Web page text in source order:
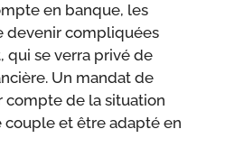
en banque, les
devenir compliquées
qui se verra privé de
Un mandat de
de la situation
et être adapté en